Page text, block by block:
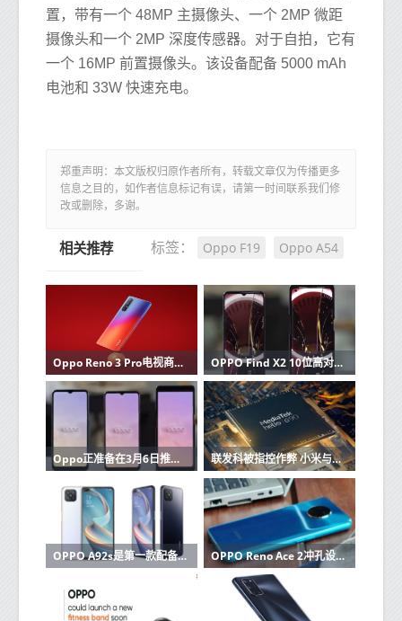
置，带有一个 48MP 主摄像头、一个 2MP 微距
摄像头和一个 2MP 深度传感器。对于自拍，它有
一个 16MP 前置摄像头。该设备配备 5000 mAh
电池和 33W 快速充电。
郑重声明：本文版权归原作者所有，转载文章仅为传播更多
信息之目的，如作者信息标记有误，请第一时间联系我们修
改或删除，多谢。
标签： Oppo F19 Oppo A54
相关推荐
Oppo Reno 3 Pro电视商业视频充分展现了设计 OPPO Find X2 10位高对比度屏幕收到取笑
Oppo正准备在3月6日推出其Find X2旗舰产品 联发科被指控作弊 小米与Oppo Realme成为焦点
OPPO A92s是第一款配备Dimensity 800处理器的手机 OPPO Reno Ace 2冲孔设计和四摄相机获得TENAA认证